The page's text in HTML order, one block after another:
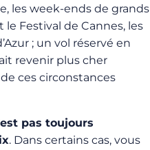
les week-ends de grands
Festival de Cannes, les
; un vol réservé en
revenir plus cher
ces circonstances
pas toujours
. Dans certains cas, vous